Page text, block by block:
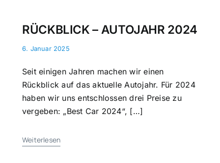
RÜCKBLICK – AUTOJAHR 2024
6. Januar 2025
Seit einigen Jahren machen wir einen
Rückblick auf das aktuelle Autojahr. Für 2024
haben wir uns entschlossen drei Preise zu
vergeben: „Best Car 2024“, […]
Weiterlesen